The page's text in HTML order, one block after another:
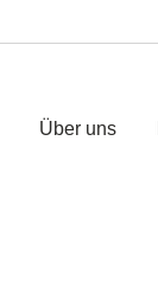
Über uns